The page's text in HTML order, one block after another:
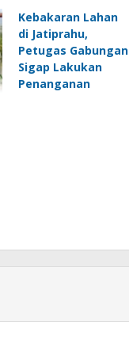
Kebakaran Lahan
di Jatiprahu,
Petugas Gabungan
Sigap Lakukan
Penanganan